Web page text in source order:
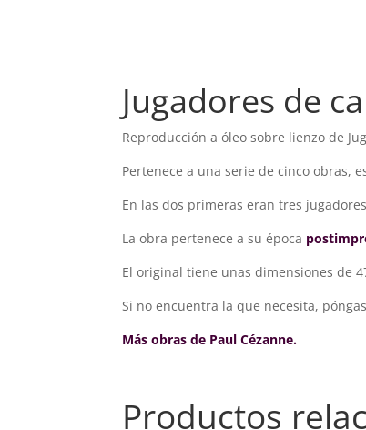
Jugadores de
Reproducción a óleo sobre lienzo de
Pertenece a una serie de cinco obras,
En las dos primeras eran tres
La obra pertenece a su época
El original tiene unas dimensiones de
Si no encuentra la que necesita,
Más obras de Paul Cézanne.
Productos